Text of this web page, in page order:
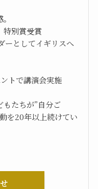
特別賞受賞
ーとしてイギリスへ
トで講演会実施
たちが”自分ご
を20年以上続けてい